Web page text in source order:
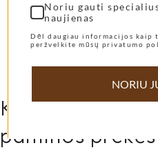
APRAŠYMAS
Kitos mūsų
pamiltos
Noriu gauti
naujienas
Dėl daugiau informacijos kaip
peržvelkite mūsų privatumo
NORIU